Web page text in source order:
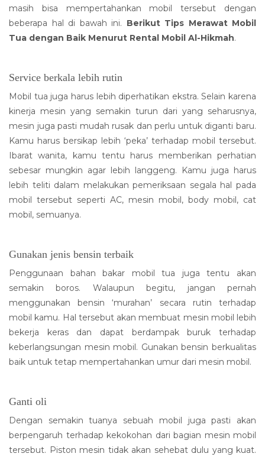
masih bisa mempertahankan mobil tersebut dengan
beberapa hal di bawah ini. Berikut Tips Merawat Mobil
Tua dengan Baik Menurut Rental Mobil Al-Hikmah.
Service berkala lebih rutin
Mobil tua juga harus lebih diperhatikan ekstra. Selain karena
kinerja mesin yang semakin turun dari yang seharusnya,
mesin juga pasti mudah rusak dan perlu untuk diganti baru.
Kamu harus bersikap lebih ‘peka’ terhadap mobil tersebut.
Ibarat wanita, kamu tentu harus memberikan perhatian
sebesar mungkin agar lebih langgeng. Kamu juga harus
lebih teliti dalam melakukan pemeriksaan segala hal pada
mobil tersebut seperti AC, mesin mobil, body mobil, cat
mobil, semuanya.
Gunakan jenis bensin terbaik
Penggunaan bahan bakar mobil tua juga tentu akan
semakin boros. Walaupun begitu, jangan pernah
menggunakan bensin ‘murahan’ secara rutin terhadap
mobil kamu. Hal tersebut akan membuat mesin mobil lebih
bekerja keras dan dapat berdampak buruk terhadap
keberlangsungan mesin mobil. Gunakan bensin berkualitas
baik untuk tetap mempertahankan umur dari mesin mobil.
Ganti oli
Dengan semakin tuanya sebuah mobil juga pasti akan
berpengaruh terhadap kekokohan dari bagian mesin mobil
tersebut. Piston mesin tidak akan sehebat dulu yang kuat.